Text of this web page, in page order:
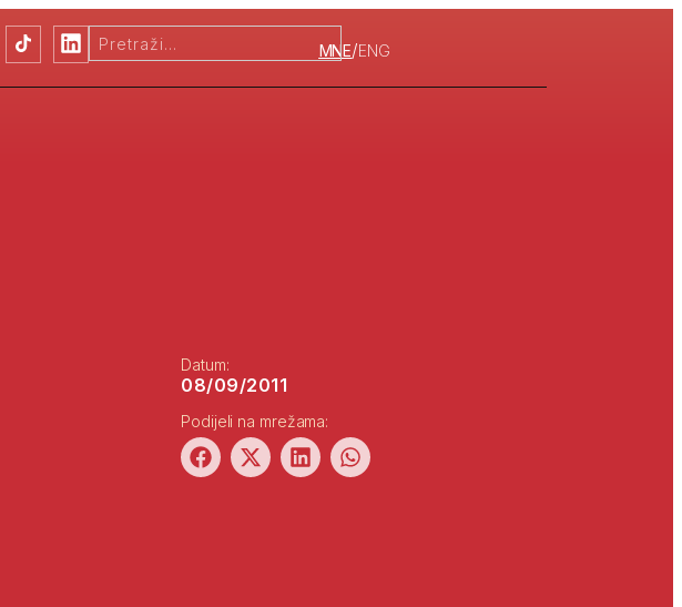
MNE/ENG
Datum:
08/09/2011
Podijeli na mrežama: